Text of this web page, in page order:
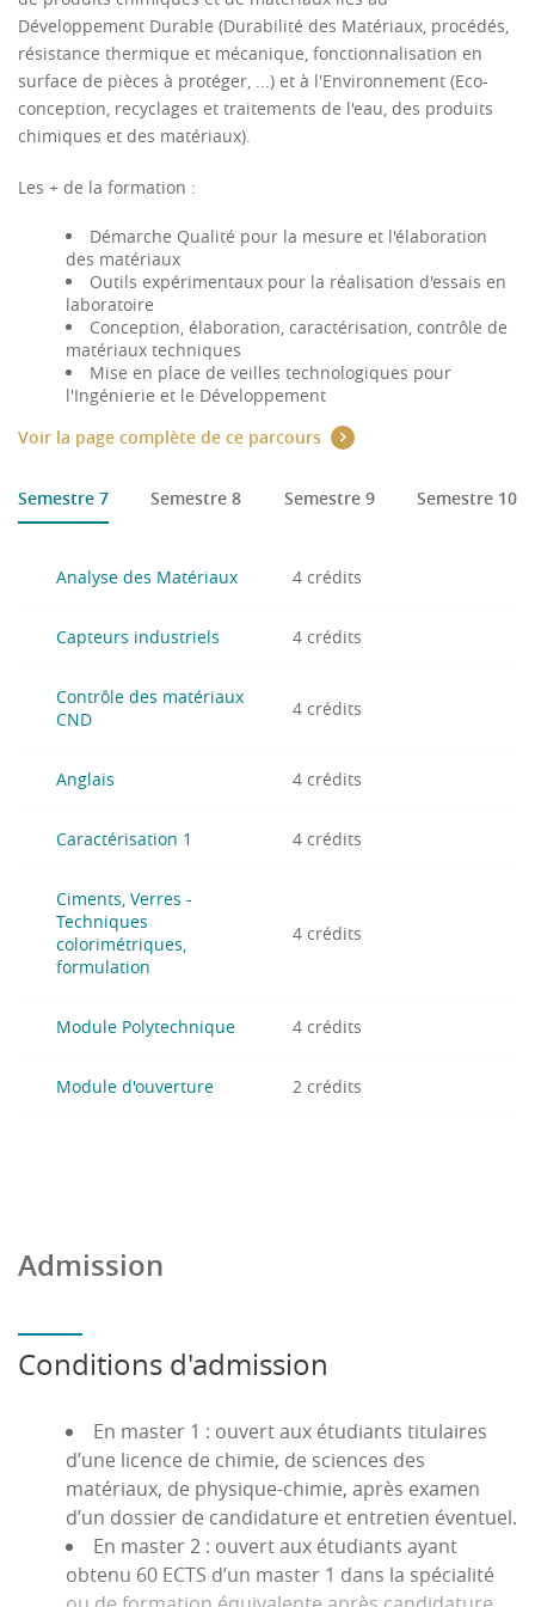
Développement Durable (Durabilité des Matériaux, procédés,
résistance thermique et mécanique, fonctionnalisation en
surface de pièces à protéger, ...) et à l'Environnement (Eco-
conception, recyclages et traitements de l'eau, des produits
chimiques et des matériaux).
Les + de la formation :
Démarche Qualité pour la mesure et l'élaboration
des matériaux
Outils expérimentaux pour la réalisation d'essais en
laboratoire
Conception, élaboration, caractérisation, contrôle de
matériaux techniques
Mise en place de veilles technologiques pour
l'Ingénierie et le Développement
Voir la page complète de ce parcours
Semestre 7 Semestre 8 Semestre 9 Semestre 10
Analyse des Matériaux 4 crédits
Capteurs industriels 4 crédits
Contrôle des matériaux
CND
4 crédits
Anglais 4 crédits
Caractérisation 1 4 crédits
Ciments, Verres -
Techniques
colorimétriques,
formulation
4 crédits
Module Polytechnique 4 crédits
Module d'ouverture 2 crédits
Admission
Conditions d'admission
En master 1 : ouvert aux étudiants titulaires
d’une licence de chimie, de sciences des
matériaux, de physique-chimie, après examen
d’un dossier de candidature et entretien éventuel.
En master 2 : ouvert aux étudiants ayant
obtenu 60 ECTS d’un master 1 dans la spécialité